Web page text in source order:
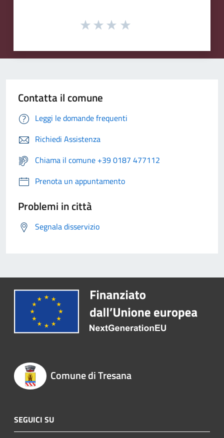
Contatta il comune
Leggi le domande frequenti
Richiedi Assistenza
Chiama il comune +39 0187 477112
Prenota un appuntamento
Problemi in città
Segnala disservizio
Comune di Tresana
SEGUICI SU